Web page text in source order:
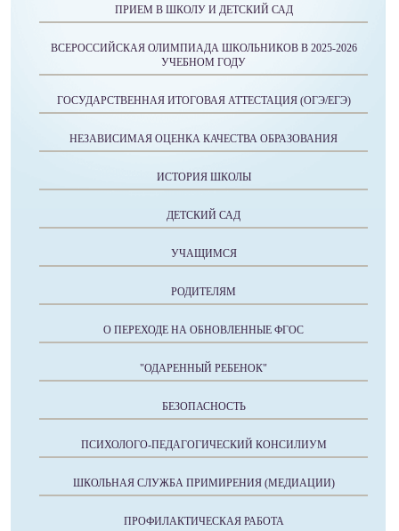
ПРИЕМ В ШКОЛУ И ДЕТСКИЙ САД
ВСЕРОССИЙСКАЯ ОЛИМПИАДА ШКОЛЬНИКОВ В 2025-2026
УЧЕБНОМ ГОДУ
ГОСУДАРСТВЕННАЯ ИТОГОВАЯ АТТЕСТАЦИЯ (ОГЭ/ЕГЭ)
НЕЗАВИСИМАЯ ОЦЕНКА КАЧЕСТВА ОБРАЗОВАНИЯ
ИСТОРИЯ ШКОЛЫ
ДЕТСКИЙ САД
УЧАЩИМСЯ
РОДИТЕЛЯМ
О ПЕРЕХОДЕ НА ОБНОВЛЕННЫЕ ФГОС
"ОДАРЕННЫЙ РЕБЕНОК"
БЕЗОПАСНОСТЬ
ПСИХОЛОГО-ПЕДАГОГИЧЕСКИЙ КОНСИЛИУМ
ШКОЛЬНАЯ СЛУЖБА ПРИМИРЕНИЯ (МЕДИАЦИИ)
ПРОФИЛАКТИЧЕСКАЯ РАБОТА